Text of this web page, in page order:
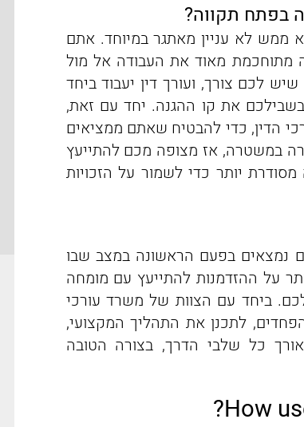
בפתח תקווה?
ממש לא עניין מאתגר במיוחד. אתם
מתוחכמת מאוד את העבודה אל מול
לכם צורך, ועורך דין יעבוד ביחד
את קו ההגנה. יחד עם זאת,
הדין, כדי להבטיח שאתם ממציאים
במשטרה, אז מצופה מכם להתייעץ
יותר כדי לשמור על הזכויות
נמצאים בפעם הראשונה במצב שבו
על ההזדמנות להתייעץ עם מומחה
ביחד עם הצוות של משרד עורכי
לתכנן את התהליך המקצועי,
כל שלבי הדרך, בצורה הטובה
How